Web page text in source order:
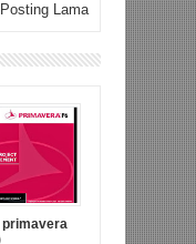
Posting Lama
primavera